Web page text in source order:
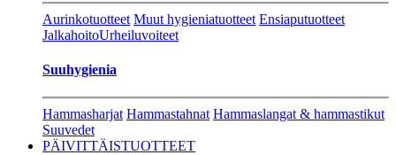
Aurinkotuotteet Muut hygieniatuotteet Ensiaputuotteet
JalkahoitoUrheiluvoiteet
Suuhygienia
Hammasharjat Hammastahnat Hammaslangat & hammastikut
Suuvedet
PÄIVITTÄISTUOTTEET